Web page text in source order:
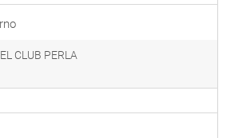
CLUB PERLA